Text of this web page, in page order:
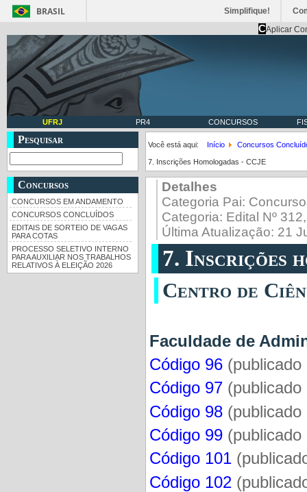
BRASIL Simplifique!
CAplicar
UFRJ PR4 CONCURSOS
Pesquisar
Concursos
CONCURSOS EM ANDAMENTO
CONCURSOS CONCLUÍDOS
EDITAIS DE SORTEIO DE VAGAS
PARA COTAS
PROCESSO SELETIVO INTERNO
PARA AUXILIAR NOS TRABALHOS
RELATIVOS À ELEIÇÃO 2026
Você está aqui: Início Concursos
7. Inscrições Homologadas - CCJE
Detalhes
Categoria Pai:
Categoria: Edital Nº
Última Atualização: 21
7. Inscrições
Centro de
Faculdade de
Código 96
Código 97
Código 98
Código 99
Código 101
Código 102